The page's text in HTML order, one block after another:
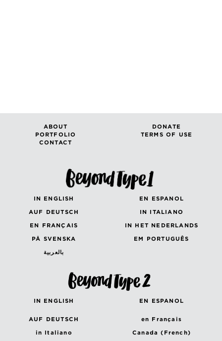
ABOUT
DONATE
PORTFOLIO
TERMS OF USE
CONTACT
IN ENGLISH
EN ESPANOL
AUF DEUTSCH
IN ITALIANO
EN FRANÇAIS
IN HET NEDERLANDS
PÅ SVENSKA
EM PORTUGUÊS
بالعربية
IN ENGLISH EN ESPANOL
AUF DEUTSCH
en Français
in Italiano
Canada (French)